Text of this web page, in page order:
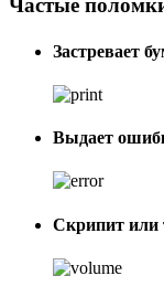
Частые
Застревает
Выдает
Скрипит или